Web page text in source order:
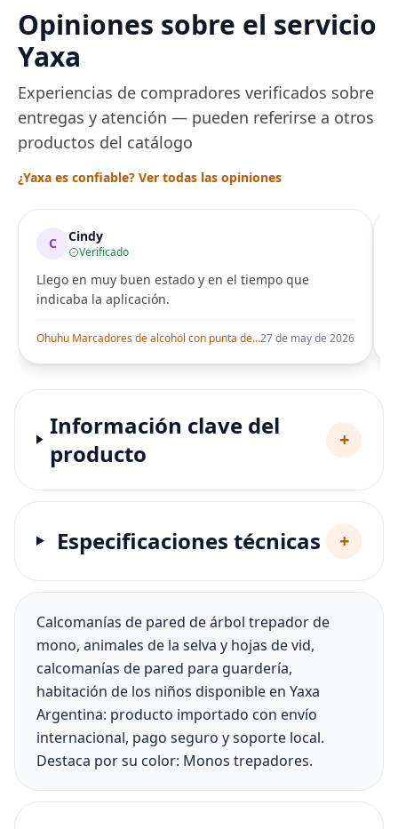
Opiniones sobre el servicio
Yaxa
Experiencias de compradores verificados sobre
entregas y atención — pueden referirse a otros
productos del catálogo
¿Yaxa es confiable? Ver todas las opiniones
C Cindy
Verificado
Llego en muy buen estado y en el tiempo que
indicaba la aplicación.
Ohuhu Marcadores de alcohol con punta de pincel – Juego de marcadores artísticos de doble punta con certificación AP para artistas adultos27 de may de 2026
Información clave del
producto
+
Especificaciones técnicas +
Calcomanías de pared de árbol trepador de
mono, animales de la selva y hojas de vid,
calcomanías de pared para guardería,
habitación de los niños disponible en Yaxa
Argentina: producto importado con envío
internacional, pago seguro y soporte local.
Destaca por su color: Monos trepadores.